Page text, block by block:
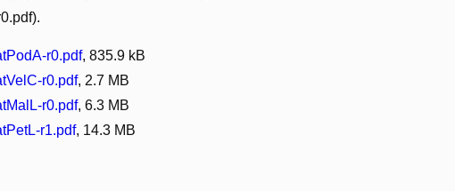
r0.pdf, 835.9 kB
r0.pdf, 2.7 MB
r0.pdf, 6.3 MB
r1.pdf, 14.3 MB